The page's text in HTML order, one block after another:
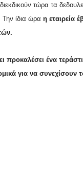
τώρα τα
ίδια ώρα η εταιρεία
προκαλέσει ένα
για να συνεχίσουν